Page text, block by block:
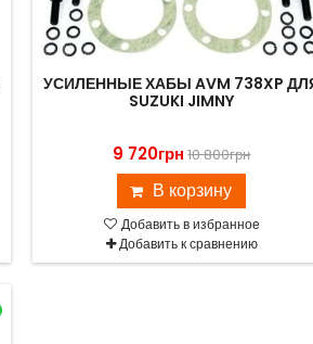
УСИЛЕННЫЕ ХАБЫ AVM 738XP
SUZUKI JIMNY
9 720грн 10 800грн
В корзину
Добавить в избранное
Добавить к сравнению